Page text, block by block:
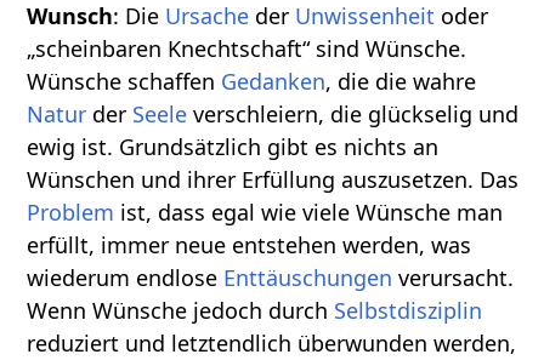
Wunsch: Die Ursache der Unwissenheit oder
„scheinbaren Knechtschaft“ sind Wünsche.
Wünsche schaffen Gedanken, die die wahre
Natur der Seele verschleiern, die glückselig und
ewig ist. Grundsätzlich gibt es nichts an
Wünschen und ihrer Erfüllung auszusetzen. Das
Problem ist, dass egal wie viele Wünsche man
erfüllt, immer neue entstehen werden, was
wiederum endlose Enttäuschungen verursacht.
Wenn Wünsche jedoch durch Selbstdisziplin
reduziert und letztendlich überwunden werden,